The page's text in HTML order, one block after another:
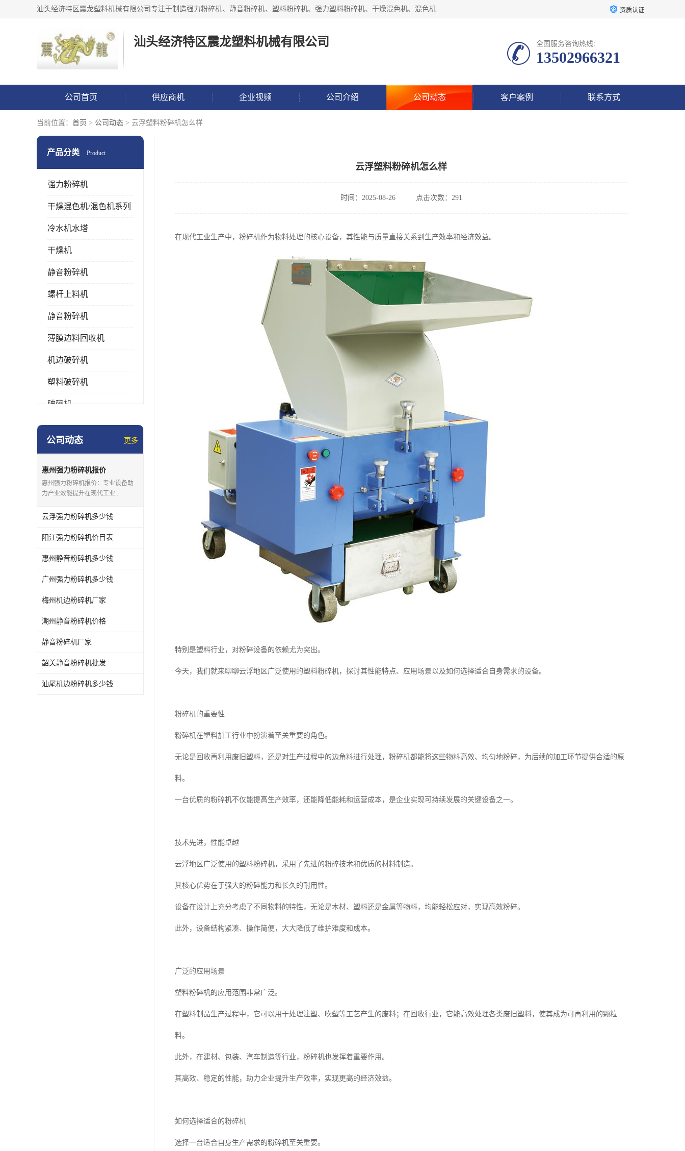
汕头经济特区震龙塑料机械有限公司专注于制造强力粉碎机、静音粉碎机、塑料粉碎机、强力塑料粉碎机、干燥混色机、混色机、冷水机、上料机等塑料辅助机械。 资质认证
汕头经济特区震龙塑料机械有限公司 全国服务咨询热线:
13502966321
公司首页 供应商机 企业视频 公司介绍 公司动态 客户案例 联系方式
当前位置： 首页 > 公司动态 > 云浮塑料粉碎机怎么样
产品分类 Product
强力粉碎机
干燥混色机/混色机系列
冷水机水塔
干燥机
静音粉碎机
螺杆上料机
静音粉碎机
薄膜边料回收机
机边破碎机
塑料破碎机
破碎机
强力粉碎机
公司动态 更多
惠州强力粉碎机报价
惠州强力粉碎机报价：专业设备助
力产业效能提升在现代工业..
云浮强力粉碎机多少钱
阳江强力粉碎机价目表
惠州静音粉碎机多少钱
广州强力粉碎机多少钱
梅州机边粉碎机厂家
潮州静音粉碎机价格
静音粉碎机厂家
韶关静音粉碎机批发
汕尾机边粉碎机多少钱
云浮塑料粉碎机怎么样
时间：2025-08-26 点击次数：291
在现代工业生产中，粉碎机作为物料处理的核心设备，其性能与质量直接关系到生产效率和经济效益。
特别是塑料行业，对粉碎设备的依赖尤为突出。
今天，我们就来聊聊云浮地区广泛使用的塑料粉碎机，探讨其性能特点、应用场景以及如何选择适合自身需求的设备。
粉碎机的重要性
粉碎机在塑料加工行业中扮演着至关重要的角色。
无论是回收再利用废旧塑料，还是对生产过程中的边角料进行处理，粉碎机都能将这些物料高效、均匀地粉碎，为后续的加工环节提供合适的原
料。
一台优质的粉碎机不仅能提高生产效率，还能降低能耗和运营成本，是企业实现可持续发展的关键设备之一。
技术先进，性能卓越
云浮地区广泛使用的塑料粉碎机，采用了先进的粉碎技术和优质的材料制造。
其核心优势在于强大的粉碎能力和长久的耐用性。
设备在设计上充分考虑了不同物料的特性，无论是木材、塑料还是金属等物料，均能轻松应对，实现高效粉碎。
此外，设备结构紧凑、操作简便，大大降低了维护难度和成本。
广泛的应用场景
塑料粉碎机的应用范围非常广泛。
在塑料制品生产过程中，它可以用于处理注塑、吹塑等工艺产生的废料；在回收行业，它能高效处理各类废旧塑料，使其成为可再利用的颗粒
料。
此外，在建材、包装、汽车制造等行业，粉碎机也发挥着重要作用。
其高效、稳定的性能，助力企业提升生产效率，实现更高的经济效益。
如何选择适合的粉碎机
选择一台适合自身生产需求的粉碎机至关重要。